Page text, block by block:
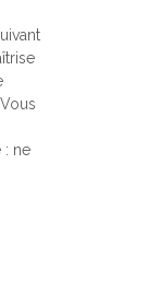
: ne